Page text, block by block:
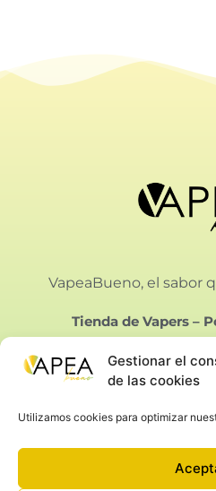
Gestionar el
de las cookies
Utilizamos cookies para optimizar
VapeaBueno, el sabor
Tienda de Vapers –